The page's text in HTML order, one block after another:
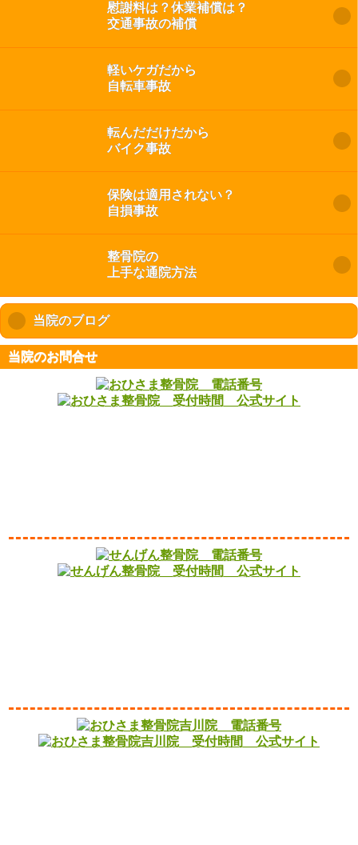
慰謝料は？休業補償は？
交通事故の補償
軽いケガだから
自転車事故
転んだだけだから
バイク事故
保険は適用されない？
自損事故
整骨院の
上手な通院方法
当院のブログclick to expand contents
当院のお問合せ